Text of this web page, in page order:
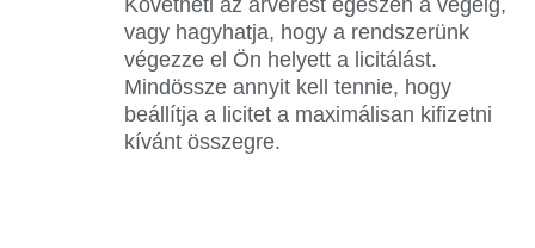
vagy hagyhatja, hogy a rendszerünk
végezze el Ön helyett a licitálást.
Mindössze annyit kell tennie, hogy
beállítja a licitet a maximálisan kifizetni
kívánt összegre.